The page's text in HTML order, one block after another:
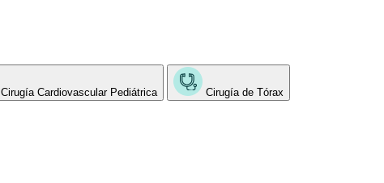
Cirugía Cardiovascular Pediátrica Cirugía de Tórax